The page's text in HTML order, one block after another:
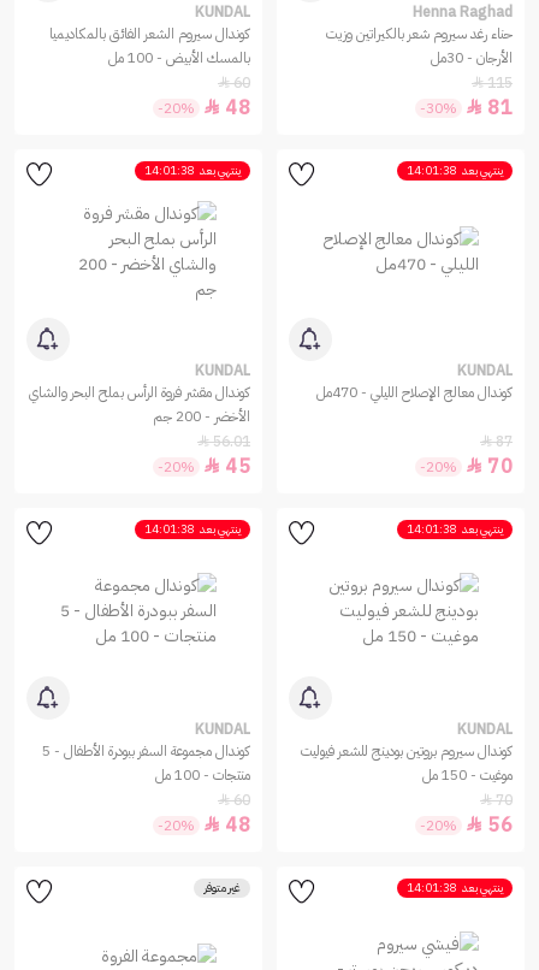
Henna Raghad
حناء رغد سيروم شعر بالكيراتين وزيت
الأرجان - 30مل
115

81

-30%
KUNDAL
كوندال سيروم الشعر الفائق بالمكاديميا
بالمسك الأبيض - 100 مل
60

48

-20%
ينتهي بعد 14:01:38
KUNDAL
كوندال معالج الإصلاح الليلي - 470مل
87

70

-20%
ينتهي بعد 14:01:38
KUNDAL
كوندال مقشر فروة الرأس بملح البحر والشاي
الأخضر - 200 جم
56.01

45

-20%
ينتهي بعد 14:01:38
KUNDAL
كوندال سيروم بروتين بودينج للشعر فيوليت
موغيت - 150 مل
70

56

-20%
ينتهي بعد 14:01:38
KUNDAL
كوندال مجموعة السفر ببودرة الأطفال - 5
منتجات - 100 مل
60

48

-20%
ينتهي بعد 14:01:38 غير متوفر